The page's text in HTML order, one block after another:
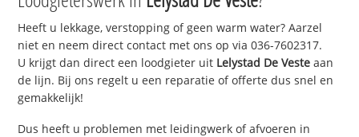
Heeft u lekkage, verstopping of geen warm water? Aarzel
niet en neem direct contact met ons op via 036-7602317.
U krijgt dan direct een loodgieter uit Lelystad De Veste aan
de lijn. Bij ons regelt u een reparatie of offerte dus snel en
gemakkelijk!
Dus heeft u problemen met leidingwerk of afvoeren in